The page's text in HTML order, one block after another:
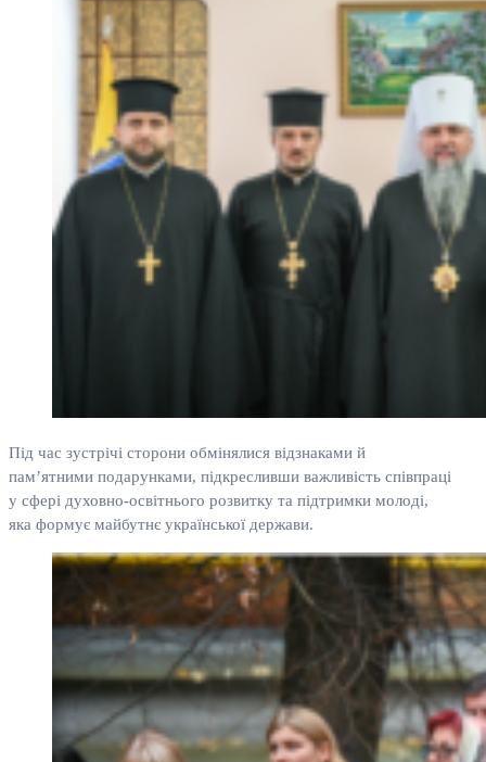
Під час зустрічі сторони обмінялися відзнаками й
пам’ятними подарунками, підкресливши важливість співпраці
у сфері духовно-освітнього розвитку та підтримки молоді,
яка формує майбутнє української держави.